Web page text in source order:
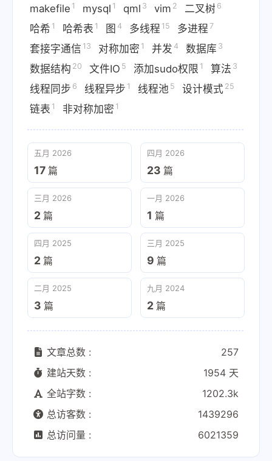
makefile 1 mysql 1 qml 3 vim 2 二叉树 6
哈希 1 哈希表 1 图 4 多线程 15 多进程 7
套接字通信 13 对称加密 1 并发 4 数据库 3
数据结构 20 文件IO 5 添加sudo权限 1 算法 3
线程同步 6 线程异步 1 线程池 5 设计模式 25
链表 1 非对称加密 1
五月 2026
17 篇
四月 2026
23 篇
三月 2026
2 篇
一月 2026
1 篇
四月 2025
2 篇
三月 2025
9 篇
二月 2025
3 篇
九月 2024
2 篇
文章总数 :
257
建站天数 :
1954 天
全站字数 :
1202.3k
总访客数 :
1439296
总访问量 :
6021359